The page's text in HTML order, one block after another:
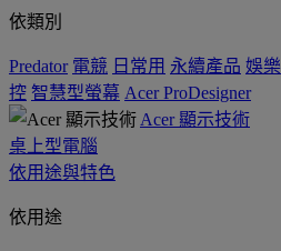
依類別
Predator 電競 日常用 永續產品 娛樂
控 智慧型螢幕 Acer ProDesigner
Acer 顯示技術
桌上型電腦
依用途與特色
依用途